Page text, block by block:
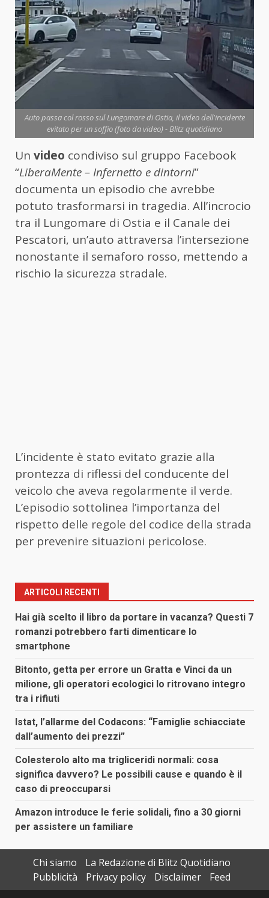
Auto passa col rosso sul Lungomare di Ostia, il video dell'incidente
evitato per un soffio (foto da video) - Blitz quotidiano
Un video condiviso sul gruppo Facebook
“LiberaMente – Infernetto e dintorni”
documenta un episodio che avrebbe
potuto trasformarsi in tragedia. All’incrocio
tra il Lungomare di Ostia e il Canale dei
Pescatori, un’auto attraversa l’intersezione
nonostante il semaforo rosso, mettendo a
rischio la sicurezza stradale.
L’incidente è stato evitato grazie alla
prontezza di riflessi del conducente del
veicolo che aveva regolarmente il verde.
L’episodio sottolinea l’importanza del
rispetto delle regole del codice della strada
per prevenire situazioni pericolose.
ARTICOLI RECENTI
Hai già scelto il libro da portare in vacanza? Questi 7
romanzi potrebbero farti dimenticare lo
smartphone
Bitonto, getta per errore un Gratta e Vinci da un
milione, gli operatori ecologici lo ritrovano integro
tra i rifiuti
Istat, l’allarme del Codacons: “Famiglie schiacciate
dall’aumento dei prezzi”
Colesterolo alto ma trigliceridi normali: cosa
significa davvero? Le possibili cause e quando è il
caso di preoccuparsi
Amazon introduce le ferie solidali, fino a 30 giorni
per assistere un familiare
Chi siamo
La Redazione di Blitz Quotidiano
Pubblicità
Privacy policy Disclaimer
Feed